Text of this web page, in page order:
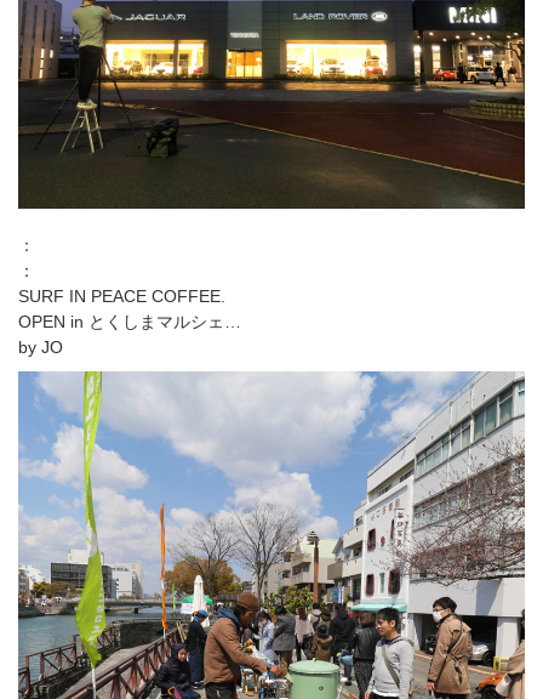
：
：
SURF IN PEACE COFFEE.
OPEN in とくしまマルシェ…
by JO